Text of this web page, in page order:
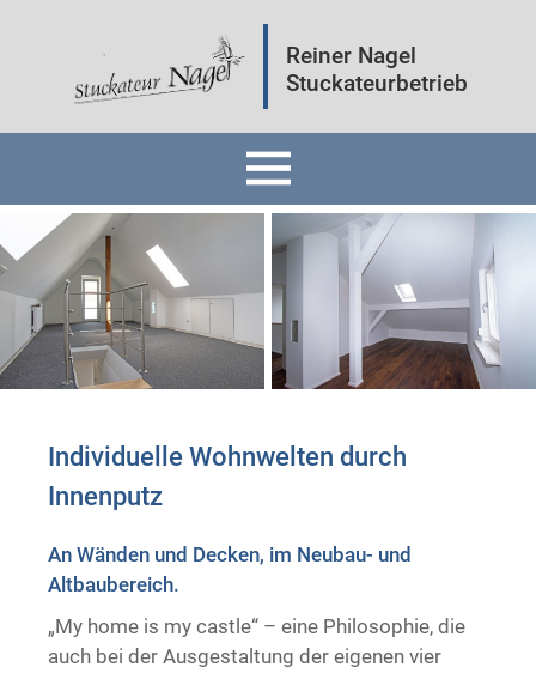
Reiner Nagel
Stuckateurbetrieb
Home
Fassaden
Innenräume
Mineralputz
Trockenausbau
Individuelle Wohnwelten durch
Innenputz ​
An Wänden und Decken, im Neubau- und
Altbaubereich.
„My home is my castle“ – eine Philosophie, die
auch bei der Ausgestaltung der eigenen vier